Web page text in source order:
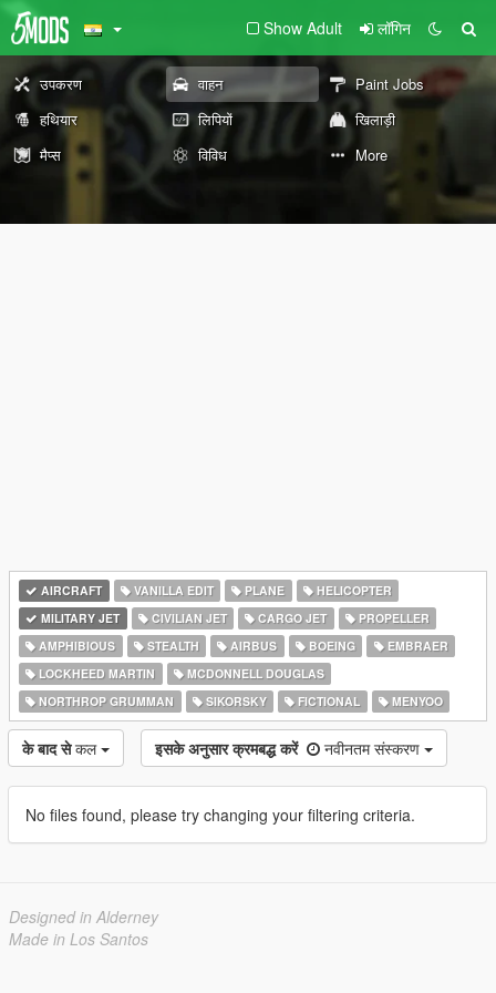
Show Adult लॉगिन
उपकरण वाहन
Paint Jobs
हथियार
लिपियों
खिलाड़ी
मैप्स
विविध More
AIRCRAFT VANILLA EDIT PLANE
HELICOPTER
MILITARY JET
CIVILIAN JET CARGO JET
PROPELLER
AMPHIBIOUS
STEALTH AIRBUS BOEING
EMBRAER
LOCKHEED MARTIN
MCDONNELL DOUGLAS
NORTHROP GRUMMAN
SIKORSKY FICTIONAL MENYOO
के बाद से कल इसके अनुसार क्रमबद्ध करें नवीनतम संस्करण
No files found, please try changing your filtering criteria.
Designed in Alderney
Made in Los Santos